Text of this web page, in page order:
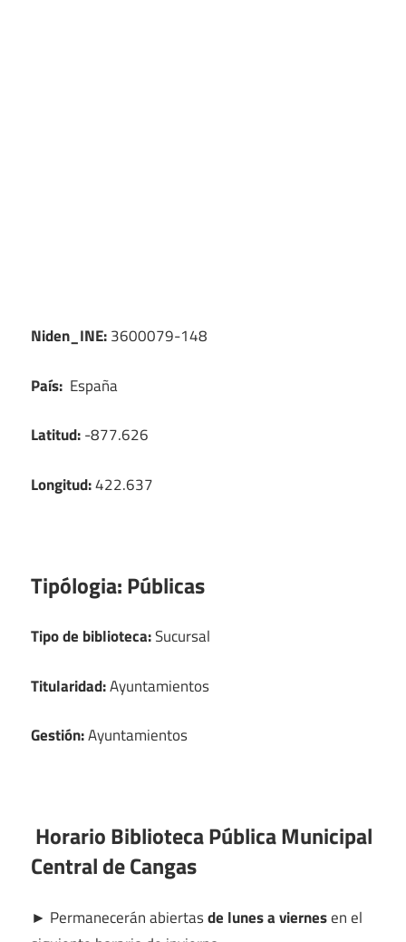
Niden_INE:3600079-148
País: España
Latitud:-877.626
Longitud:422.637
Tipólogia:Públicas
Tipo de biblioteca:Sucursal
Titularidad:Ayuntamientos
Gestión:Ayuntamientos
Horario Biblioteca Pública Municipal
Central de Cangas
► Permanecerán abiertasde lunes a viernesen el